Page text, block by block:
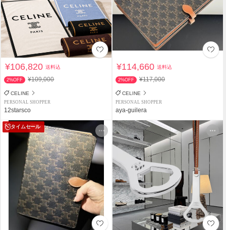
¥106,820送料込
2%OFF ¥109,000
CELINE
PERSONAL SHOPPER
12starsco
¥114,660送料込
2%OFF ¥117,000
CELINE
PERSONAL SHOPPER
aya-guilera
タイムセール